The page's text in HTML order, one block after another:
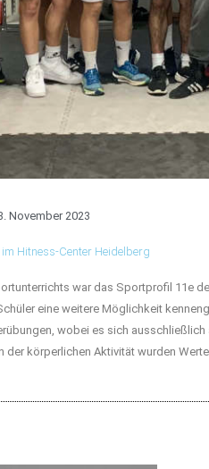
November 2023
Hitness-Center Heidelberg
war das Sportprofil 11e
eine weitere Möglichkeit
wobei es sich
der körperlichen Aktivität wurden